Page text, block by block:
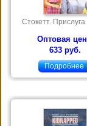
Стокетт.
Оптовая
633 руб.
Подробнее